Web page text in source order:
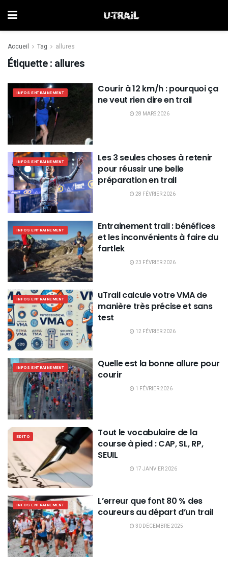
Accueil Tag allures
Étiquette : allures
INFOS ENTRAINEMENT
Courir à 12 km/h : pourquoi ça
ne veut rien dire en trail
28 MARS 2026
INFOS ENTRAINEMENT
Les 3 seules choses à retenir
pour réussir une belle
préparation en trail
28 FÉVRIER 2026
INFOS ENTRAINEMENT
Entrainement trail : bénéfices
et les inconvénients à faire du
fartlek
23 FÉVRIER 2026
INFOS ENTRAINEMENT
uTrail calcule votre VMA de
manière très précise et sans
test
12 FÉVRIER 2026
INFOS ENTRAINEMENT
Quelle est la bonne allure pour
courir
1 FÉVRIER 2026
EDITO
Tout le vocabulaire de la
course à pied : CAP, SL, RP,
SEUIL
17 JANVIER 2026
INFOS ENTRAINEMENT
L’erreur que font 80 % des
coureurs au départ d’un trail
30 DÉCEMBRE 2025